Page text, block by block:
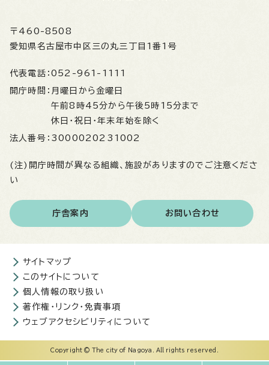
〒460-8508
愛知県名古屋市中区三の丸三丁目1番1号
代表電話： 052-961-1111
開庁時間： 月曜日から金曜日
午前8時45分から午後5時15分まで
休日・祝日・年末年始を除く
法人番号： 3000020231002
(注)開庁時間が異なる組織、施設がありますのでご注意くださ
い
庁舎案内 お問い合わせ
サイトマップ
このサイトについて
個人情報の取り扱い
著作権・リンク・免責事項
ウェブアクセシビリティについて
Copyright © The city of Nagoya. All rights reserved.